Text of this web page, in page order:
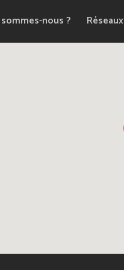
nous ? Réseaux